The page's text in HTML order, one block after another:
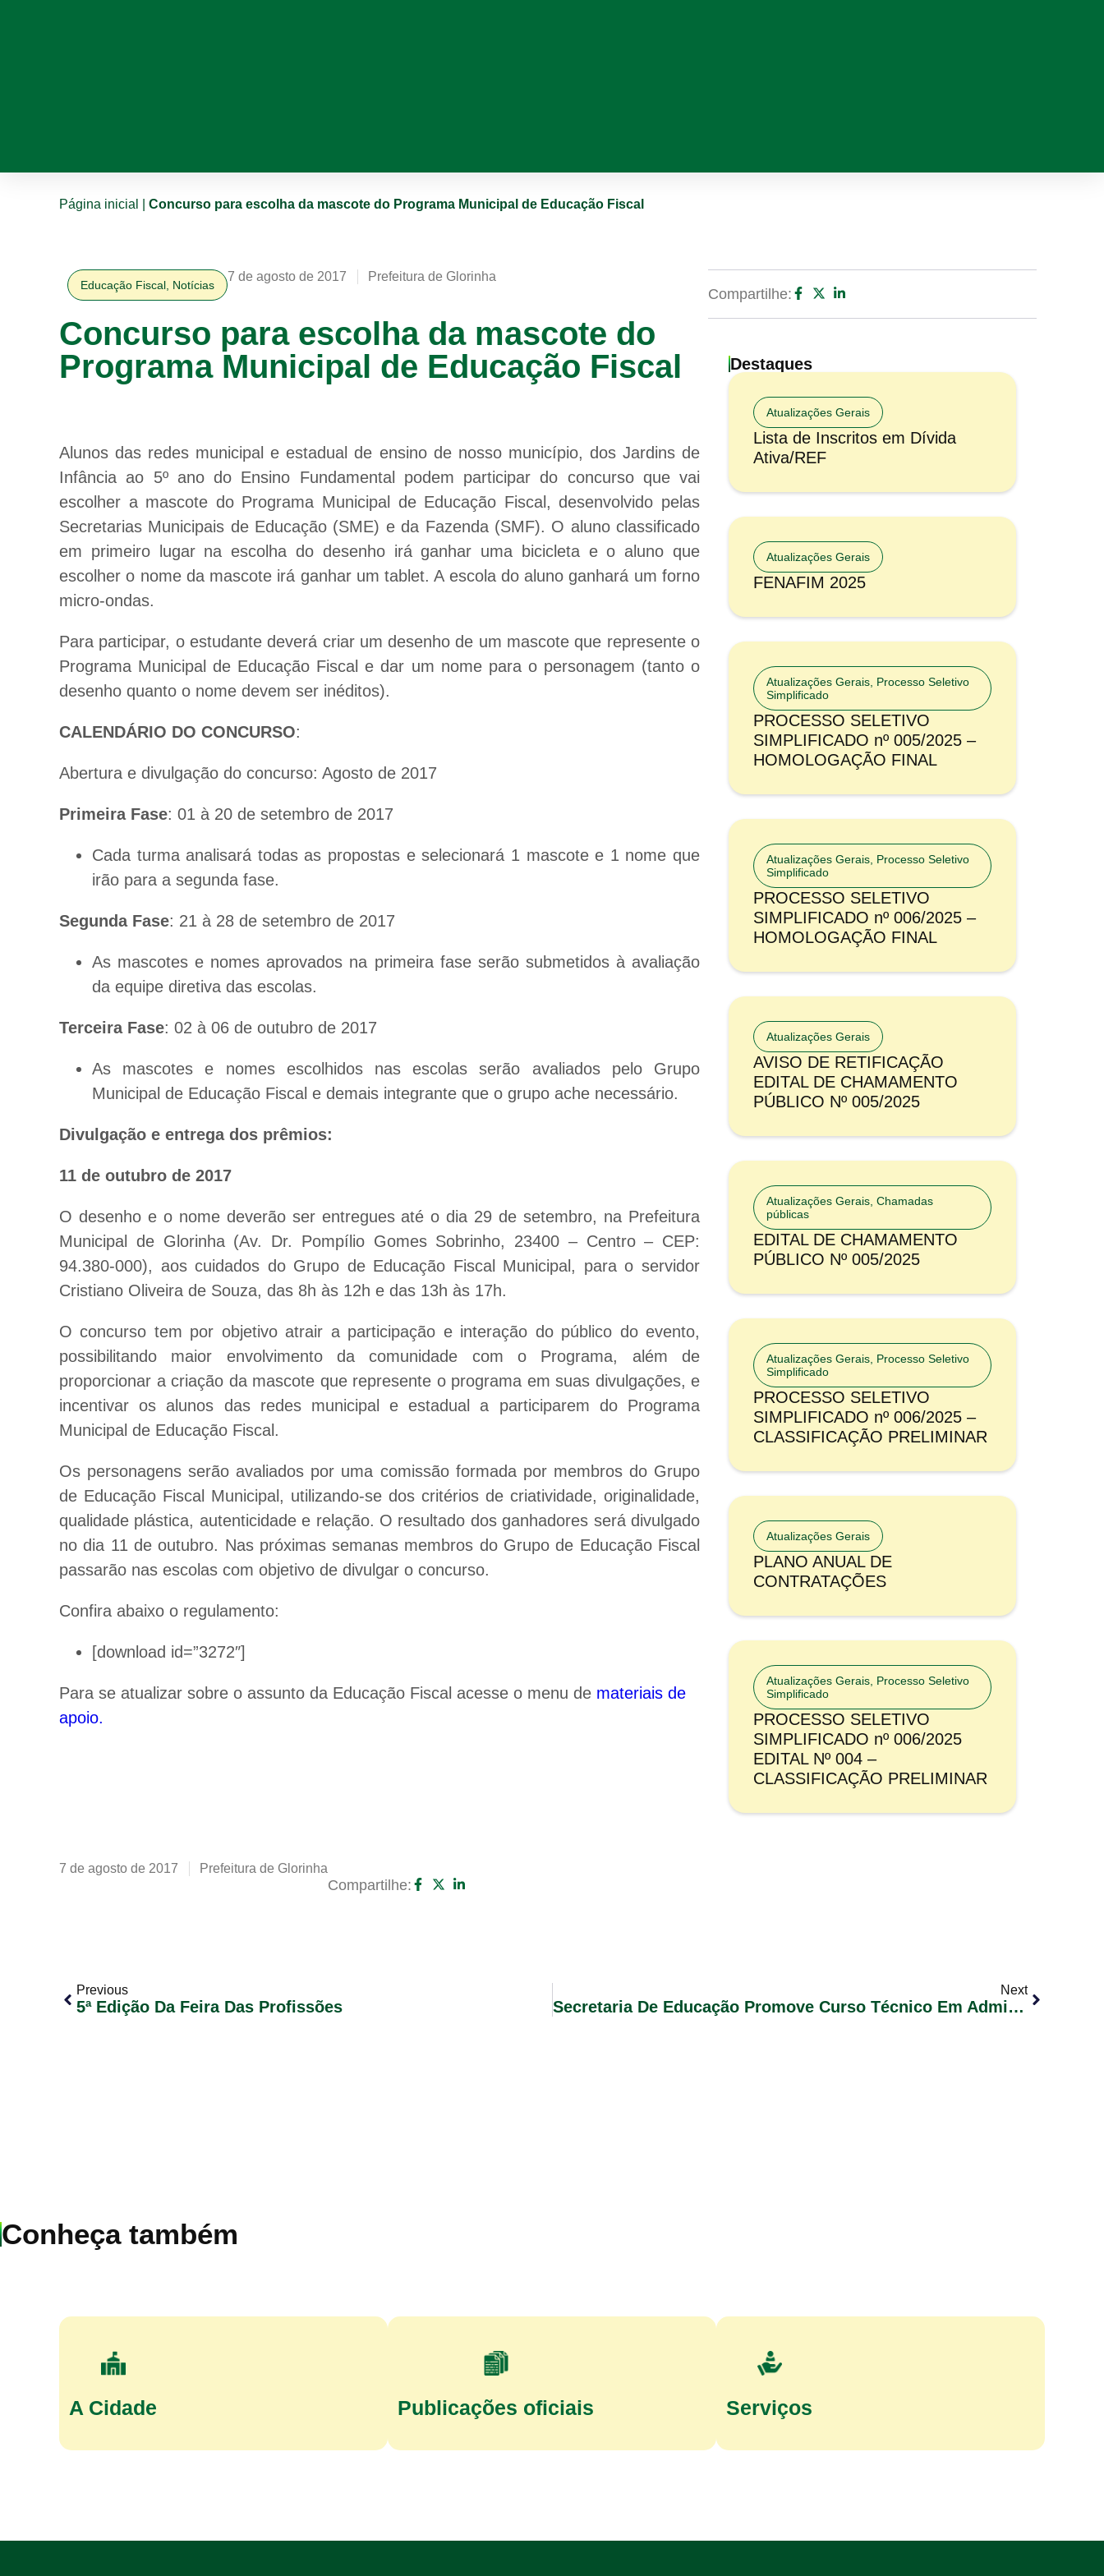
Página inicial Concurso para escolha da mascote do Programa Municipal de Educação Fiscal
Educação Fiscal Notícias
7 de agosto de 2017 Prefeitura de Glorinha
Concurso para escolha da mascote do
Programa Municipal de Educação Fiscal
Alunos das redes municipal e estadual de ensino de nosso município, dos Jardins de
Infância ao 5º ano do Ensino Fundamental podem participar do concurso que vai
escolher a mascote do Programa Municipal de Educação Fiscal, desenvolvido pelas
Secretarias Municipais de Educação (SME) e da Fazenda (SMF). O aluno classificado
em primeiro lugar na escolha do desenho irá ganhar uma bicicleta e o aluno que
escolher o nome da mascote irá ganhar um tablet. A escola do aluno ganhará um forno
micro-ondas.
Para participar, o estudante deverá criar um desenho de um mascote que represente o
Programa Municipal de Educação Fiscal e dar um nome para o personagem (tanto o
desenho quanto o nome devem ser inéditos).
CALENDÁRIO DO CONCURSO:
Abertura e divulgação do concurso: Agosto de 2017
Primeira Fase: 01 à 20 de setembro de 2017
Cada turma analisará todas as propostas e selecionará 1 mascote e 1 nome que
irão para a segunda fase.
Segunda Fase: 21 à 28 de setembro de 2017
As mascotes e nomes aprovados na primeira fase serão submetidos à avaliação
da equipe diretiva das escolas.
Terceira Fase: 02 à 06 de outubro de 2017
As mascotes e nomes escolhidos nas escolas serão avaliados pelo Grupo
Municipal de Educação Fiscal e demais integrante que o grupo ache necessário.
Divulgação e entrega dos prêmios:
11 de outubro de 2017
O desenho e o nome deverão ser entregues até o dia 29 de setembro, na Prefeitura
Municipal de Glorinha (Av. Dr. Pompílio Gomes Sobrinho, 23400 – Centro – CEP:
94.380-000), aos cuidados do Grupo de Educação Fiscal Municipal, para o servidor
Cristiano Oliveira de Souza, das 8h às 12h e das 13h às 17h.
O concurso tem por objetivo atrair a participação e interação do público do evento,
possibilitando maior envolvimento da comunidade com o Programa, além de
proporcionar a criação da mascote que represente o programa em suas divulgações, e
incentivar os alunos das redes municipal e estadual a participarem do Programa
Municipal de Educação Fiscal.
Os personagens serão avaliados por uma comissão formada por membros do Grupo
de Educação Fiscal Municipal, utilizando-se dos critérios de criatividade, originalidade,
qualidade plástica, autenticidade e relação. O resultado dos ganhadores será divulgado
no dia 11 de outubro. Nas próximas semanas membros do Grupo de Educação Fiscal
passarão nas escolas com objetivo de divulgar o concurso.
Confira abaixo o regulamento:
[download id=”3272″]
Para se atualizar sobre o assunto da Educação Fiscal acesse o menu de materiais de
apoio.
7 de agosto de 2017 Prefeitura de Glorinha
Compartilhe:
Compartilhe:
Destaques
Atualizações Gerais
Lista de Inscritos em Dívida
Ativa/REF
Atualizações Gerais
FENAFIM 2025
Atualizações Gerais Processo Seletivo
Simplificado
PROCESSO SELETIVO
SIMPLIFICADO nº 005/2025 –
HOMOLOGAÇÃO FINAL
Atualizações Gerais Processo Seletivo
Simplificado
PROCESSO SELETIVO
SIMPLIFICADO nº 006/2025 –
HOMOLOGAÇÃO FINAL
Atualizações Gerais
AVISO DE RETIFICAÇÃO
EDITAL DE CHAMAMENTO
PÚBLICO Nº 005/2025
Atualizações Gerais Chamadas
públicas
EDITAL DE CHAMAMENTO
PÚBLICO Nº 005/2025
Atualizações Gerais Processo Seletivo
Simplificado
PROCESSO SELETIVO
SIMPLIFICADO nº 006/2025 –
CLASSIFICAÇÃO PRELIMINAR
Atualizações Gerais
PLANO ANUAL DE
CONTRATAÇÕES
Atualizações Gerais Processo Seletivo
Simplificado
PROCESSO SELETIVO
SIMPLIFICADO nº 006/2025
EDITAL Nº 004 –
CLASSIFICAÇÃO PRELIMINAR
Previous
5ª Edição Da Feira Das Profissões
Next
Secretaria De Educação Promove Curso Técnico Em Administração Em Parceria Com O Senac Gravataí
Conheça também
A Cidade Publicações oficiais Serviços